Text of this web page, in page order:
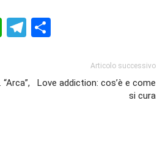
WhatsApp
Telegram
Articolo successivo
Love addiction: cos’è e come
si cura